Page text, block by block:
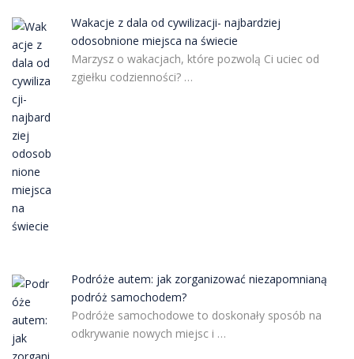
Wakacje z dala od cywilizacji- najbardziej
odosobnione miejsca na świecie
Marzysz o wakacjach, które pozwolą Ci uciec od
zgiełku codzienności? …
Podróże autem: jak zorganizować niezapomnianą
podróż samochodem?
Podróże samochodowe to doskonały sposób na
odkrywanie nowych miejsc i …